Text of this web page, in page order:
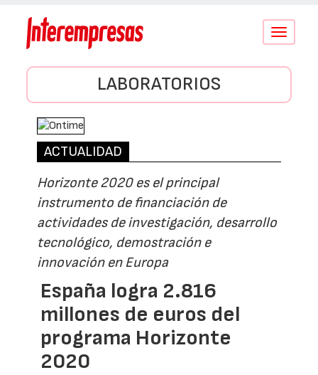
Conmutar
LABORATORIOS
ACTUALIDAD
Horizonte 2020 es el principal
instrumento de financiación de
actividades de investigación, desarrollo
tecnológico, demostración e
innovación en Europa
España logra 2.816
millones de euros del
programa Horizonte
2020